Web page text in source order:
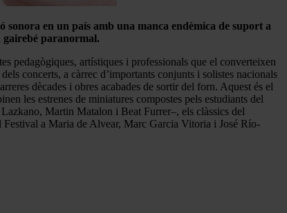
sonora en un país amb una manca endèmica de suport a
gairebé paranormal.
pedagògiques, artístiques i professionals que el converteixen
concerts, a càrrec d’importants conjunts i solistes nacionals
dècades i obres acabades de sortir del forn. Aquest és el
les estrenes de miniatures compostes pels estudiants del
Martin Matalon i Beat Furrer–, els clàssics del
a Maria de Alvear, Marc Garcia Vitoria i José Río-